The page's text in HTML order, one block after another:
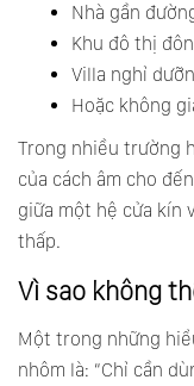
Nhà gần
Khu đô thị
Villa nghỉ
Hoặc không
Trong nhiều trường
của cách âm cho
giữa một hệ cửa kín
thấp.
Vì sao không
Một trong những
nhôm là: “Chỉ cần